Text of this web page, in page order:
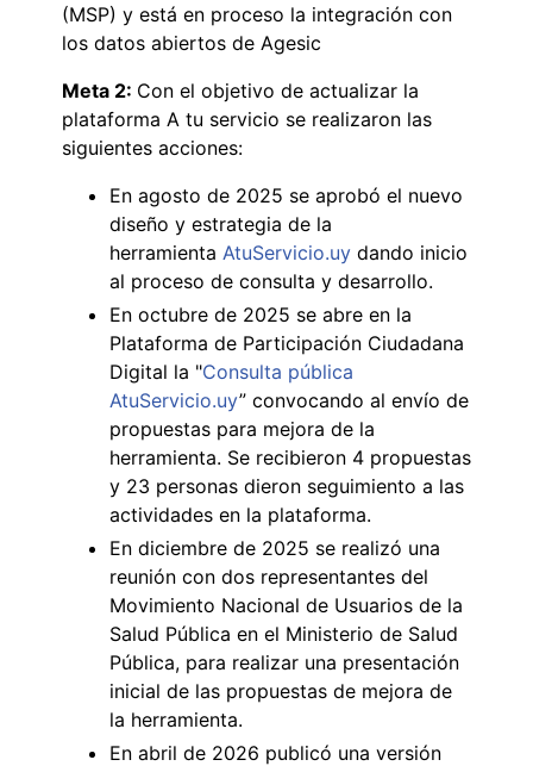
(MSP) y está en proceso la integración con
los datos abiertos de Agesic
Meta 2: Con el objetivo de actualizar la
plataforma A tu servicio se realizaron las
siguientes acciones:
En agosto de 2025 se aprobó el nuevo
diseño y estrategia de la
herramienta AtuServicio.uy dando inicio
al proceso de consulta y desarrollo.
En octubre de 2025 se abre en la
Plataforma de Participación Ciudadana
Digital la "Consulta pública
AtuServicio.uy” convocando al envío de
propuestas para mejora de la
herramienta. Se recibieron 4 propuestas
y 23 personas dieron seguimiento a las
actividades en la plataforma.
En diciembre de 2025 se realizó una
reunión con dos representantes del
Movimiento Nacional de Usuarios de la
Salud Pública en el Ministerio de Salud
Pública, para realizar una presentación
inicial de las propuestas de mejora de
la herramienta.
En abril de 2026 publicó una versión